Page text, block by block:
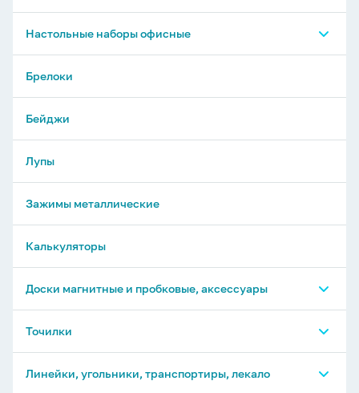
Настольные наборы офисные
Настольные органайзеры - без наполнения
Брелоки
Бейджи
Лупы
Зажимы металлические
Калькуляторы
Доски магнитные и пробковые, аксессуары
Магниты и аксессуары для досок
Точилки
Точилки механические, электрические
Линейки, угольники, транспортиры, лекало